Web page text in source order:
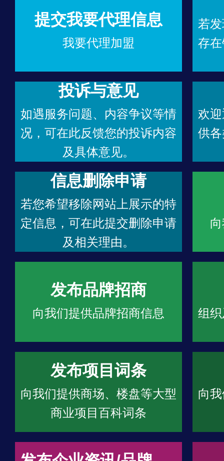
提交我要代理信息
我要代理加盟
若
存
投诉与意见
如遇服务问题、内容争议等情
况，可在此反馈您的投诉内容
及具体意见。
欢
供
信息删除申请
若您希望移除网站上展示的特
定信息，可在此提交删除申请
及相关理由。
发布品牌招商
向我们提供品牌招商信息 组
发布项目词条
向我们提供商场、楼盘等大型
商业项目百科词条
向